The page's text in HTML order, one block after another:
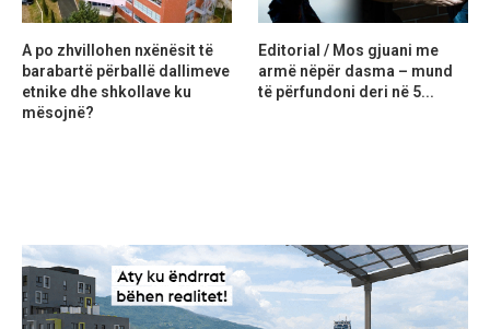
A po zhvillohen nxënësit të
barabartë përballë dallimeve
etnike dhe shkollave ku
mësojnë?
Editorial / Mos gjuani me
armë nëpër dasma – mund
të përfundoni deri në 5...